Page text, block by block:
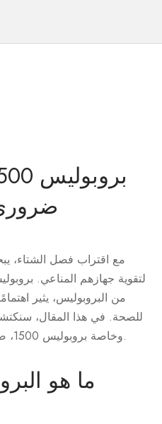
مع اقتراب فصل الشتاء،
من البروبوليس، يثير
للصحة. في هذا المقال،
وخاصة بروبوليس 1500، ضروريًا لتقوية دفاعاتك الطبيعية.
ما هو